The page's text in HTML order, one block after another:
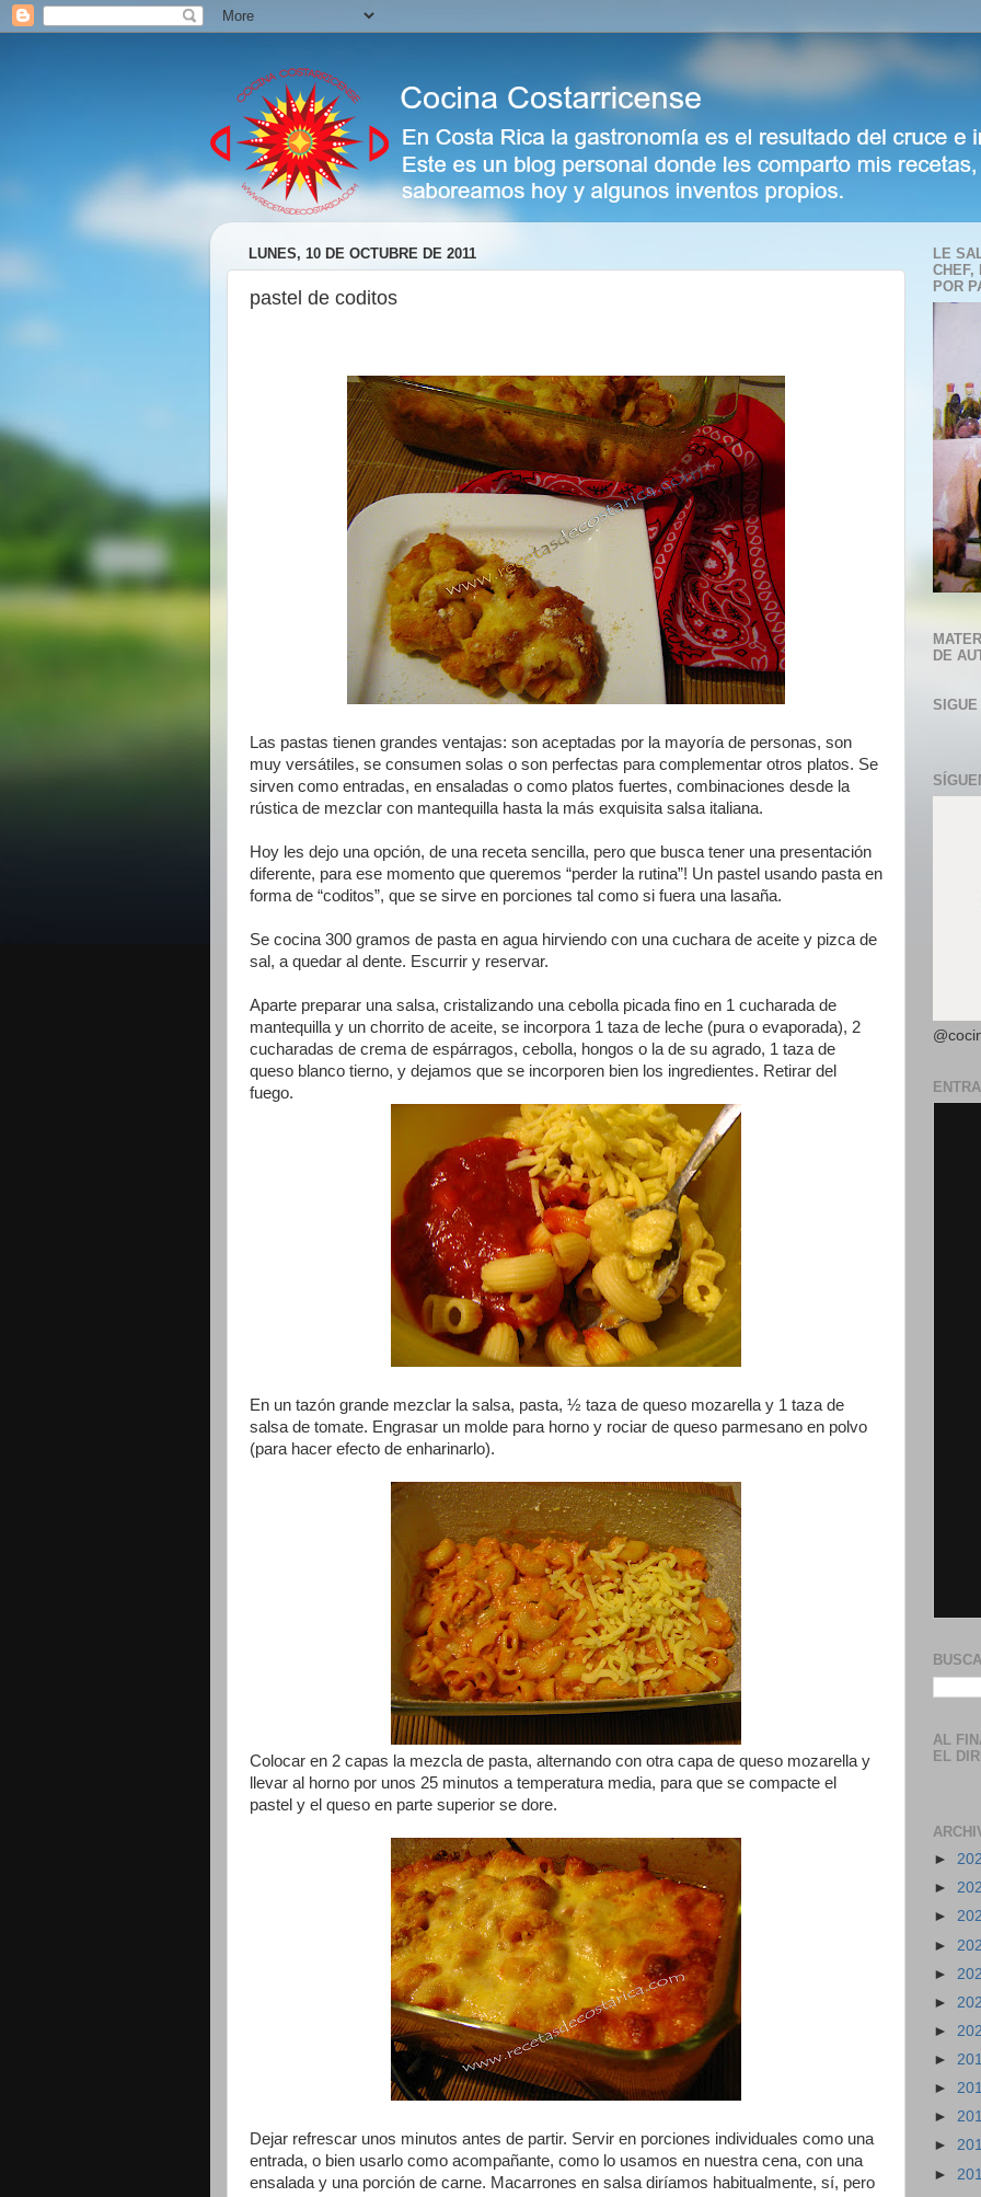
LUNES, 10 DE OCTUBRE DE 2011
pastel de coditos
Las pastas tienen grandes ventajas: son aceptadas por la mayoría de personas, son
muy versátiles, se consumen solas o son perfectas para complementar otros platos. Se
sirven como entradas, en ensaladas o como platos fuertes, combinaciones desde la
rústica de mezclar con mantequilla hasta la más exquisita salsa italiana.
Hoy les dejo una opción, de una receta sencilla, pero que busca tener una presentación
diferente, para ese momento que queremos “perder la rutina”! Un pastel usando pasta en
forma de “coditos”, que se sirve en porciones tal como si fuera una lasaña.
Se cocina 300 gramos de pasta en agua hirviendo con una cuchara de aceite y pizca de
sal, a quedar al dente. Escurrir y reservar.
Aparte preparar una salsa, cristalizando una cebolla picada fino en 1 cucharada de
mantequilla y un chorrito de aceite, se incorpora 1 taza de leche (pura o evaporada), 2
cucharadas de crema de espárragos, cebolla, hongos o la de su agrado, 1 taza de
queso blanco tierno, y dejamos que se incorporen bien los ingredientes. Retirar del
fuego.
En un tazón grande mezclar la salsa, pasta, ½ taza de queso mozarella y 1 taza de
salsa de tomate. Engrasar un molde para horno y rociar de queso parmesano en polvo
(para hacer efecto de enharinarlo).
Colocar en 2 capas la mezcla de pasta, alternando con otra capa de queso mozarella y
llevar al horno por unos 25 minutos a temperatura media, para que se compacte el
pastel y el queso en parte superior se dore.
Dejar refrescar unos minutos antes de partir. Servir en porciones individuales como una
entrada, o bien usarlo como acompañante, como lo usamos en nuestra cena, con una
ensalada y una porción de carne. Macarrones en salsa diríamos habitualmente, sí, pero
LE
CHEF,
POR
DE
AL
EL
►
►
►
►
►
►
►
►
►
►
►
►